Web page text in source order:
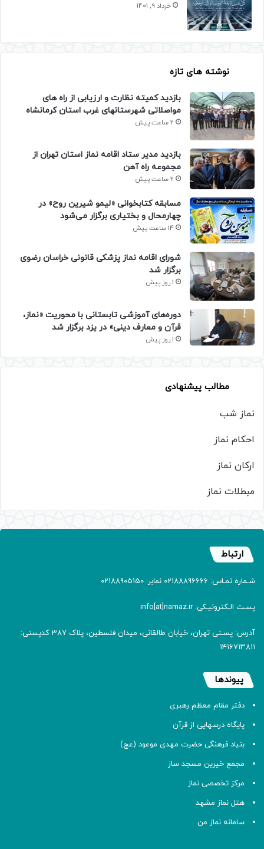
خرداد 9, 1401
نوشته های تازه
بازدید کمیته نظارت و ارزیابی از راه های
مواصلاتی شهرستانهای غرب استان کرمانشاه
2 ساعت پیش
بازدید مدیر ستاد اقامه نماز استان تهران از
مجموعه راه آهن
2 ساعت پیش
مسابقه کتابخوانی «لیمو شیرین روح» در
چهارمحال و بختیاری برگزار می‌شود
14 ساعت پیش
شورای اقامه نماز پزشکی قانونی خراسان رضوی
برگزار شد
1 روز پیش
دوره‌های آموزشی تابستانی با محوریت «نماز،
قرآن و معارف دینی» در یزد برگزار شد
1 روز پیش
مطالب پیشنهادی
نماز شب
احکام نماز
ارکان نماز
مبطلات نماز
ارتباط
شـماره تمـاس: 02188896666 نمابر: 02188905150
پسـت الـکترونیـکی: info[at]namaz.ir
آدرس: پسـتی تهران، خیابان طالقانی، میدان فلسطین، پلاک 387 کدپستی:
۱۴۱۶۷۱۳۸۱۱
پیوندها
دفتر مقام معظم رهبری
پایگاه درسهایی از قرآن
بنیاد فرهنگی حضرت مهدی موعود (عج)
مجمع خیرین مسجد ساز
مرکز تخصصی نماز
هتل نماز مشهد
سامانه نماز من